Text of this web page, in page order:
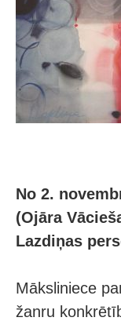
No 2.
(Ojāra
Lazdiņas
Māksliniece
žanru